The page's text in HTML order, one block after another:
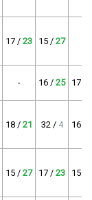
17 / 23 15 / 27
- 16 / 25 17 /
18 / 21 32 / 4 16 /
15 / 27 17 / 23 15 /